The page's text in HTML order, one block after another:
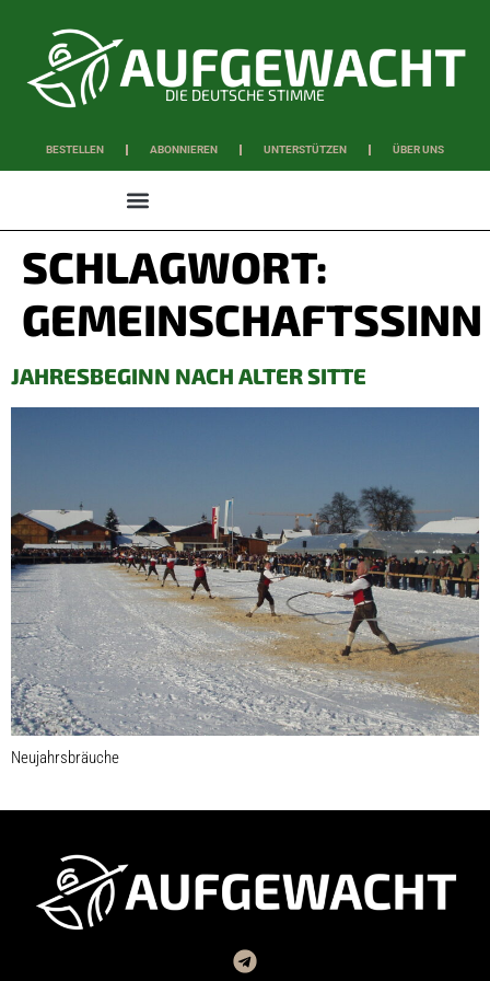
DIE DEUTSCHE STIMME
BESTELLEN ABONNIEREN UNTERSTÜTZEN ÜBER UNS
SCHLAGWORT:
GEMEINSCHAFTSSINN
JAHRESBEGINN NACH ALTER SITTE
Neujahrsbräuche